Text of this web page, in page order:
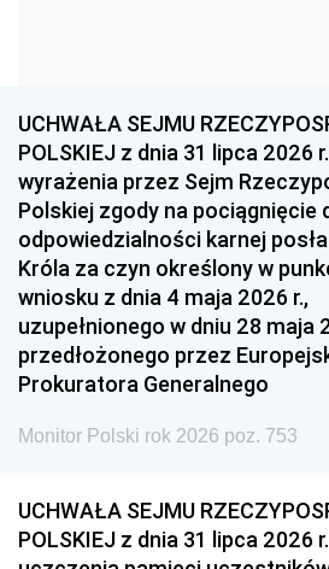
1954 1953
1951 1950
1948 1947
1939 1938
1936 1930
UCHWAŁA SEJMU
POLSKIEJ z dnia 31 lipca 2026
wyrażenia przez Sejm
Polskiej zgody na pociągnięcie
odpowiedzialności karnej
Króla za czyn określony w
wniosku z dnia 4 maja 2026 r.,
uzupełnionego w dniu 28 maja
przedłożonego przez
Prokuratora Generalnego
Monitor Polski rok 2026 poz. 753
UCHWAŁA SEJMU
POLSKIEJ z dnia 31 lipca 2026